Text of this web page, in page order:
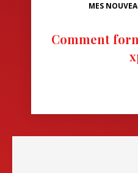
MES
Comment